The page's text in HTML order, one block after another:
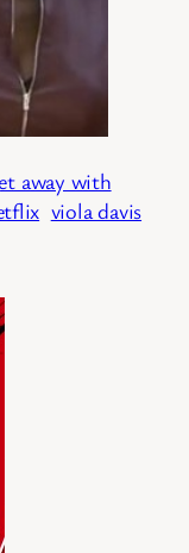
away with
viola davis